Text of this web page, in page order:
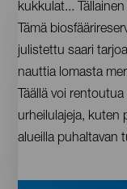
kukkulat...
Tämä
julistettu saari
nauttia lomasta
Täällä voi
urheilulajeja, kuten
alueilla puhaltavan
Imágenes